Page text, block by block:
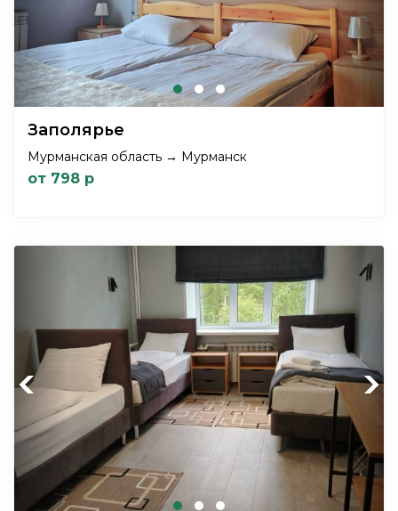
Заполярье
Мурманская область → Мурманск
от 798 р
Previous Next